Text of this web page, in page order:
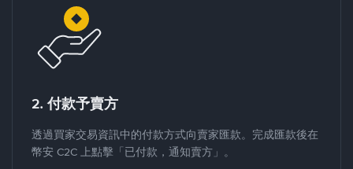
2. 付款予賣方
透過買家交易資訊中的付款方式向賣家匯款。完成匯款後在
幣安 C2C 上點擊「已付款，通知賣方」。